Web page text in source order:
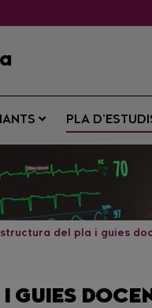
PLA
del pla i guies
GUIES